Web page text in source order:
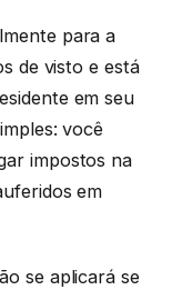
para a
de visto e está
em seu
você
impostos na
em
se aplicará se